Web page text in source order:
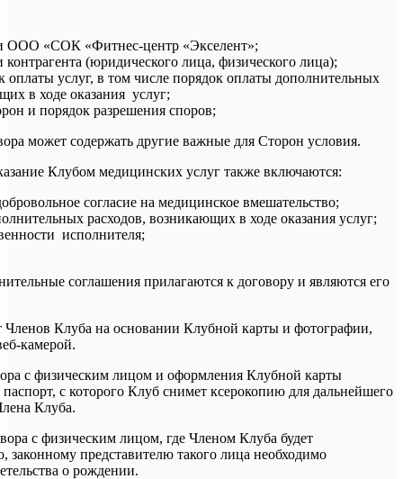
ООО «СОК «Фитнес-центр «Экселент»;
контрагента (юридического лица, физического лица);
оплаты услуг, в том числе порядок оплаты дополнительных
в ходе оказания услуг;
и порядок разрешения споров;
может содержать другие важные для Сторон условия.
Клубом медицинских услуг также включаются:
согласие на медицинское вмешательство;
расходов, возникающих в ходе оказания услуг;
исполнителя;
соглашения прилагаются к договору и являются его
Клуба на основании Клубной карты и фотографии,
камерой.
с физическим лицом и оформления Клубной карты
с которого Клуб снимет ксерокопию для дальнейшего
Клуба.
с физическим лицом, где Членом Клуба будет
законному представителю такого лица необходимо
о рождении.